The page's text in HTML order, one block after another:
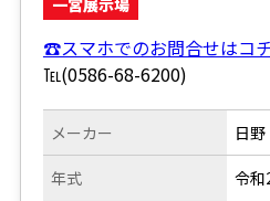
一宮展示場
☎スマホでのお問合せはコ
℡(0586-68-6200)
メーカー
年式
日野
令和